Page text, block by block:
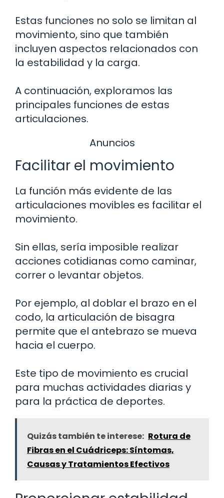
Estas funciones no solo se limitan al
movimiento, sino que también
incluyen aspectos relacionados con
la estabilidad y la carga.
A continuación, exploramos las
principales funciones de estas
articulaciones.
Anuncios
Facilitar el movimiento
La función más evidente de las
articulaciones movibles es facilitar el
movimiento.
Sin ellas, sería imposible realizar
acciones cotidianas como caminar,
correr o levantar objetos.
Por ejemplo, al doblar el brazo en el
codo, la articulación de bisagra
permite que el antebrazo se mueva
hacia el cuerpo.
Este tipo de movimiento es crucial
para muchas actividades diarias y
para la práctica de deportes.
Quizás también te interese: Rotura de
Fibras en el Cuádriceps: Síntomas,
Causas y Tratamientos Efectivos